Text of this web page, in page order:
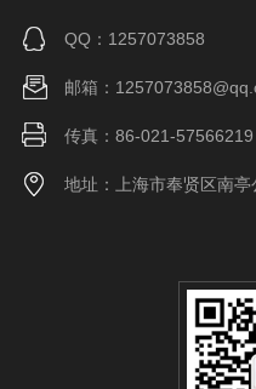
QQ：1257073858
邮箱：
传真：86-021-57566219
地址：上海市奉贤区南